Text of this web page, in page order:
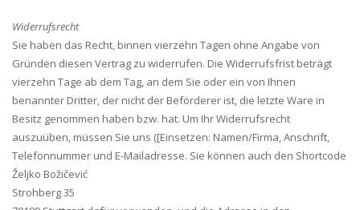
Widerrufsrecht
Sie haben das Recht, binnen vierzehn Tagen ohne Angabe von
Gründen diesen Vertrag zu widerrufen. Die Widerrufsfrist beträgt
vierzehn Tage ab dem Tag, an dem Sie oder ein von Ihnen
benannter Dritter, der nicht der Beförderer ist, die letzte Ware in
Besitz genommen haben bzw. hat. Um Ihr Widerrufsrecht
auszuüben, müssen Sie uns ([Einsetzen: Namen/Firma, Anschrift,
Telefonnummer und E-Mailadresse. Sie können auch den Shortcode
Željko Božičević
Strohberg 35